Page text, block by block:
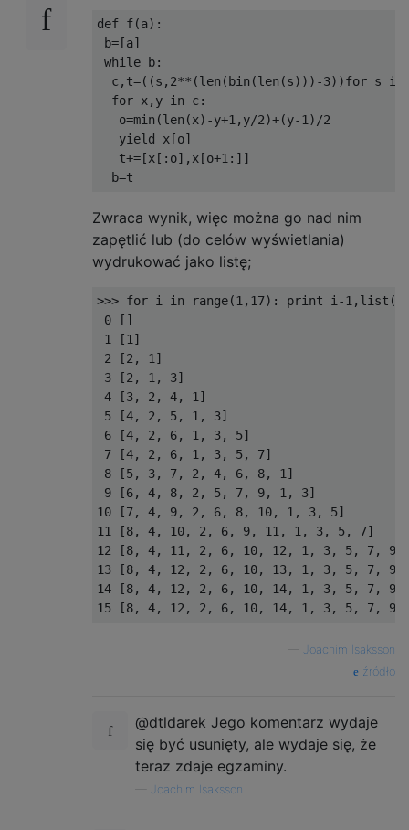
def f(a):
b=[a]
while b:
c,t=((s,2**(len(bin(len(s)))-3))for s in
  for x,y in c:
   o=min(len(x)-y+1,y/2)+(y-1)/2
   yield x[o]
   t+=[x[:o],x[o+1:]]
Zwraca wynik, więc można go nad nim
zapętlić lub (do celów wyświetlania)
wydrukować jako listę;
>>> for i in range(1,17): print i-
0 []
1 [1]
2 [2, 1]
3 [2, 1, 3]
4 [3, 2, 4, 1]
5 [4, 2, 5, 1, 3]
6 [4, 2, 6, 1, 3, 5]
7 [4, 2, 6, 1, 3, 5, 7]
8 [5, 3, 7, 2, 4, 6, 8, 1]
9 [6, 4, 8, 2, 5, 7, 9, 1, 3]
10 [7, 4, 9, 2, 6, 8, 10, 1, 3, 5]
11 [8, 4, 10, 2, 6, 9, 11, 1, 3, 5, 7]
12 [8, 4, 11, 2, 6, 10, 12, 1, 3, 5, 7, 9]
13 [8, 4, 12, 2, 6, 10, 13, 1, 3, 5, 7, 9,
14 [8, 4, 12, 2, 6, 10, 14, 1, 3, 5, 7, 9,
Joachim Isaksson
źródło
@dtldarek Jego komentarz wydaje
się być usunięty, ale wydaje się, że
teraz zdaje egzaminy.
Joachim Isaksson